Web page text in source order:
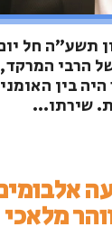
הרבי
בין
שירתו...
מלאכי